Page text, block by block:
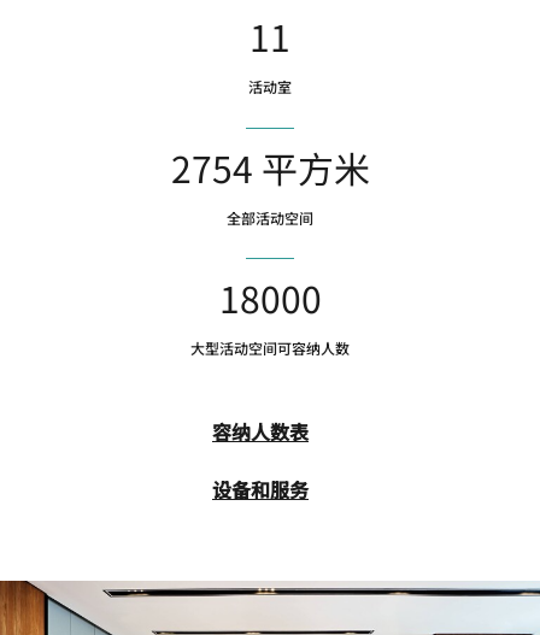
11
活动室
2754 平方米
全部活动空间
18000
大型活动空间可容纳人数
容纳人数表
设备和服务